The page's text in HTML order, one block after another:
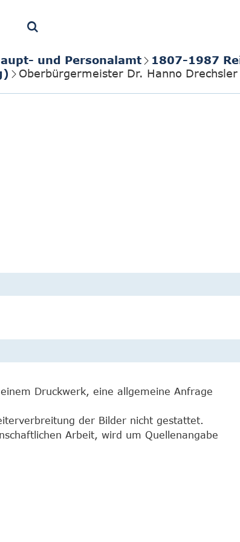
und Personalamt
1807-1987
Oberbürgermeister Dr. Hanno
Druckwerk, eine allgemeine Anfrage
der Bilder nicht gestattet.
Arbeit, wird um Quellenangabe